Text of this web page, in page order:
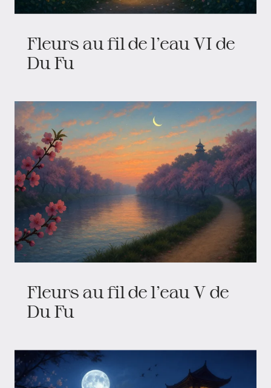
Fleurs au fil de l’eau VI de
Du Fu
Fleurs au fil de l’eau V de
Du Fu